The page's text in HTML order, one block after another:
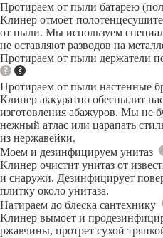
Протираем от пыли батарею
Клинер отмоет
от пыли. Мы используем
не оставляют разводов на
Протираем от пыли держатели
Протираем от пыли настенные
Клинер аккуратно обеспылит
изготовления абажуров. Мы не
нежный атлас или царапать
из нержавейки.
Моем и дезинфицируем унитаз
Клинер очистит унитаз от
и снаружи. Дезинфицирует
плитку около унитаза.
Натираем до блеска сантехнику
Клинер вымоет и
ржавчины, протрет сухой